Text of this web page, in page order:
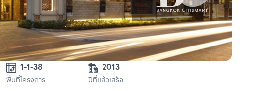
พื้นที่โครงการ
2013
ปีที่แล้วเสร็จ